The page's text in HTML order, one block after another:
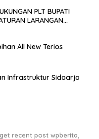
PLT BUPATI
LARANGAN
All New Terios
Infrastruktur Sidoarjo
recent post wpberita,